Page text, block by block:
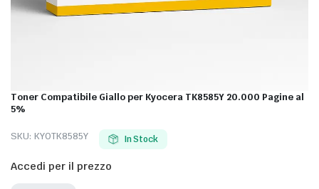
Toner Compatibile Giallo per Kyocera TK8585Y 20.000 Pagine al
5%
SKU: KYOTK8585Y In Stock
Accedi per il prezzo